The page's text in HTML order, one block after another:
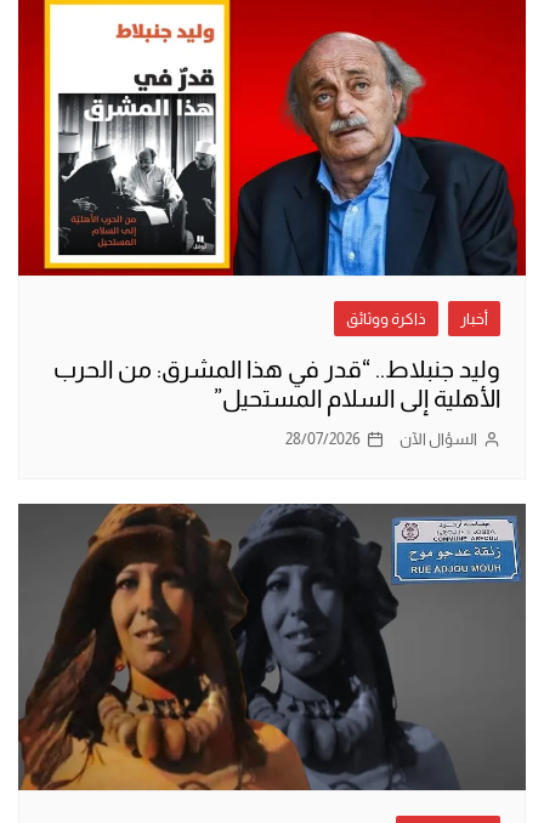
أخبار ذاكرة ووثائق
وليد جنبلاط.. “قدر في هذا المشرق: من الحرب
الأهلية إلى السلام المستحيل”
السؤال الآن 28/07/2026